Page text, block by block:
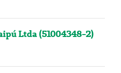
Ltda (51004348-2)